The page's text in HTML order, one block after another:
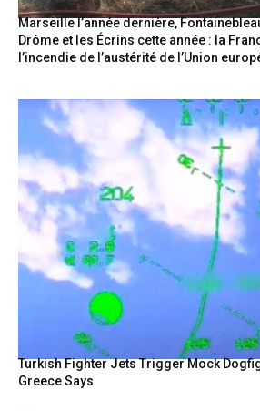
Marseille l’année dernière,
Drôme et les Écrins cette année : la
l’incendie de l’austérité de l’Union
Turkish Fighter Jets Trigger Mock
Greece Says